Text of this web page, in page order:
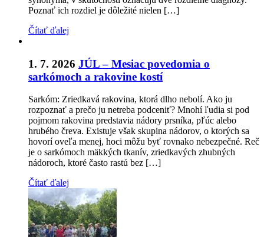
Poznať ich rozdiel je dôležité nielen […]
Čítať ďalej
1. 7. 2026 JÚL – Mesiac povedomia o
sarkómoch a rakovine kostí
Sarkóm: Zriedkavá rakovina, ktorá dlho nebolí. Ako ju
rozpoznať a prečo ju netreba podceniť? Mnohí ľudia si pod
pojmom rakovina predstavia nádory prsníka, pľúc alebo
hrubého čreva. Existuje však skupina nádorov, o ktorých sa
hovorí oveľa menej, hoci môžu byť rovnako nebezpečné. Reč
je o sarkómoch mäkkých tkanív, zriedkavých zhubných
nádoroch, ktoré často rastú bez […]
Čítať ďalej